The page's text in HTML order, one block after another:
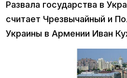
Развала государства в
считает Чрезвычайный и
Украины в Армении Иван